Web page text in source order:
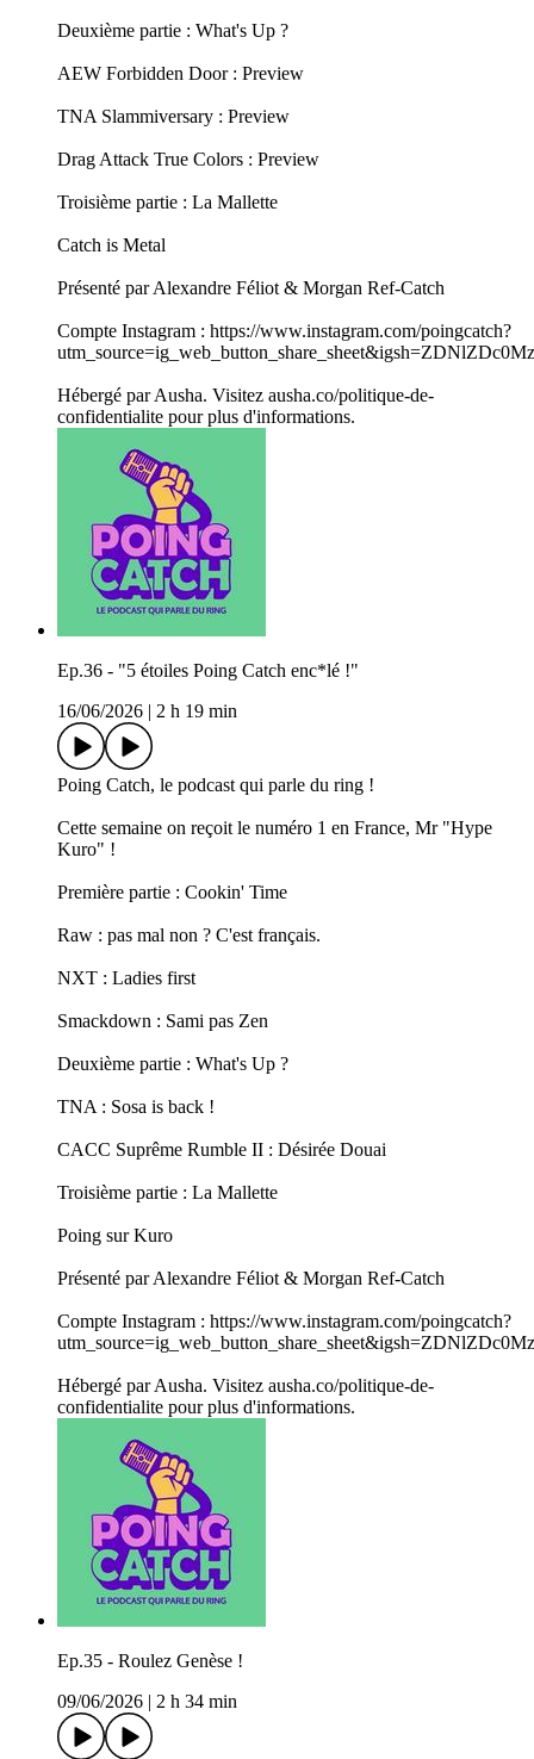
Deuxième partie : What's Up ?
AEW Forbidden Door : Preview
TNA Slammiversary : Preview
Drag Attack True Colors : Preview
Troisième partie : La Mallette
Catch is Metal
Présenté par Alexandre Féliot & Morgan Ref-Catch
Compte Instagram : https://www.instagram.com/poingcatch?
Hébergé par Ausha. Visitez ausha.co/politique-de-
confidentialite pour plus d'informations.
Ep.36 - "5 étoiles Poing Catch enc*lé !"
16/06/2026
2 h 19 min
Poing Catch, le podcast qui parle du ring !
Cette semaine on reçoit le numéro 1 en France, Mr "Hype
Kuro" !
Première partie : Cookin' Time
Raw : pas mal non ? C'est français.
NXT : Ladies first
Smackdown : Sami pas Zen
Deuxième partie : What's Up ?
TNA : Sosa is back !
CACC Suprême Rumble II : Désirée Douai
Troisième partie : La Mallette
Poing sur Kuro
Présenté par Alexandre Féliot & Morgan Ref-Catch
Compte Instagram : https://www.instagram.com/poingcatch?
Hébergé par Ausha. Visitez ausha.co/politique-de-
confidentialite pour plus d'informations.
Ep.35 - Roulez Genèse !
09/06/2026
2 h 34 min